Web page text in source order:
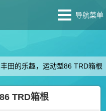
导航菜单
田的乐趣，运动型86 TRD箱根
TRD箱根